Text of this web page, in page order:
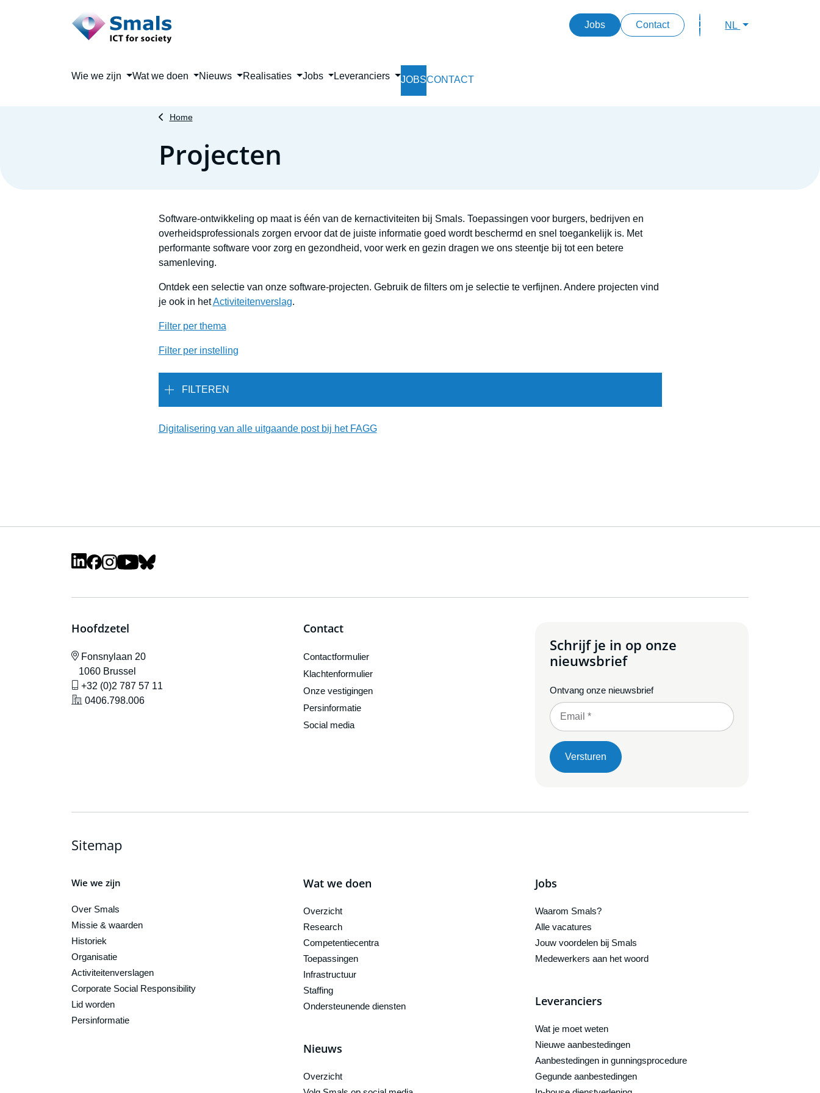
Secondary links
Jobs Contact NL
Main navigation
Wie we zijn Wat we doen Nieuws Realisaties Jobs Leveranciers JOBSCONTACT
Home
Projecten
Software-ontwikkeling op maat is één van de kernactiviteiten bij Smals. Toepassingen voor burgers, bedrijven en
overheidsprofessionals zorgen ervoor dat de juiste informatie goed wordt beschermd en snel toegankelijk is. Met
performante software voor zorg en gezondheid, voor werk en gezin dragen we ons steentje bij tot een betere
samenleving.
Ontdek een selectie van onze software-projecten. Gebruik de filters om je selectie te verfijnen. Andere projecten vind
je ook in hetActiviteitenverslag.
Filter per thema
Filter per instelling
FILTEREN
Digitalisering van alle uitgaande post bij het FAGG
Hoofdzetel
icône de localisation
Fonsnylaan 20
1060 Brussel
icône de gsm
+32 (0)2 787 57 11
icône de localisation
0406.798.006
Contact
Contactformulier
Klachtenformulier
Onze vestigingen
Persinformatie
Social media
Schrijf je in op onze
nieuwsbrief
Ontvang onze nieuwsbrief
Versturen
Sitemap
Wie we zijn
Over Smals
Missie & waarden
Historiek
Organisatie
Activiteitenverslagen
Corporate Social Responsibility
Lid worden
Persinformatie
Wat we doen
Overzicht
Research
Competentiecentra
Toepassingen
Infrastructuur
Staffing
Ondersteunende diensten
Nieuws
Overzicht
Jobs
Waarom Smals?
Alle vacatures
Jouw voordelen bij Smals
Medewerkers aan het woord
Leveranciers
Wat je moet weten
Nieuwe aanbestedingen
Aanbestedingen in gunningsprocedure
Gegunde aanbestedingen